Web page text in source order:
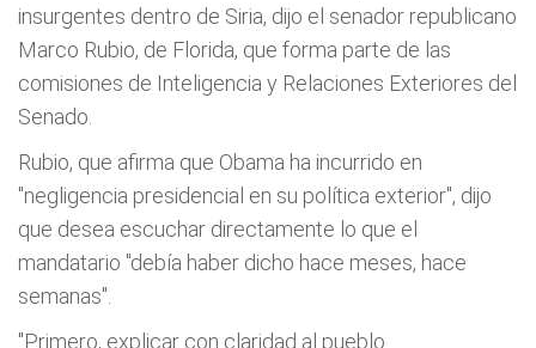
insurgentes dentro de Siria, dijo el senador republicano
Marco Rubio, de Florida, que forma parte de las
comisiones de Inteligencia y Relaciones Exteriores del
Senado.
Rubio, que afirma que Obama ha incurrido en
"negligencia presidencial en su política exterior", dijo
que desea escuchar directamente lo que el
mandatario "debía haber dicho hace meses, hace
semanas".
"Primero, explicar con claridad al pueblo